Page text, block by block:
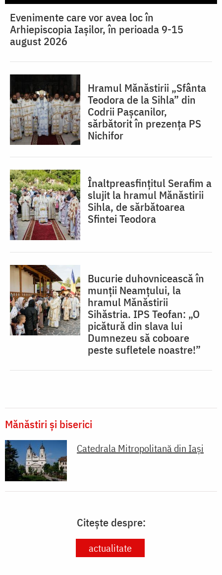
Evenimente care vor avea loc în
Arhiepiscopia Iaşilor, în perioada 9-15
august 2026
Hramul Mănăstirii „Sfânta
Teodora de la Sihla” din
Codrii Pașcanilor,
sărbătorit în prezența PS
Nichifor
Înaltpreasfințitul Serafim a
slujit la hramul Mănăstirii
Sihla, de sărbătoarea
Sfintei Teodora
Bucurie duhovnicească în
munții Neamțului, la
hramul Mănăstirii
Sihăstria. IPS Teofan: „O
picătură din slava lui
Dumnezeu să coboare
peste sufletele noastre!”
Mănăstiri și biserici
Catedrala Mitropolitană din Iaşi
Citește despre:
actualitate